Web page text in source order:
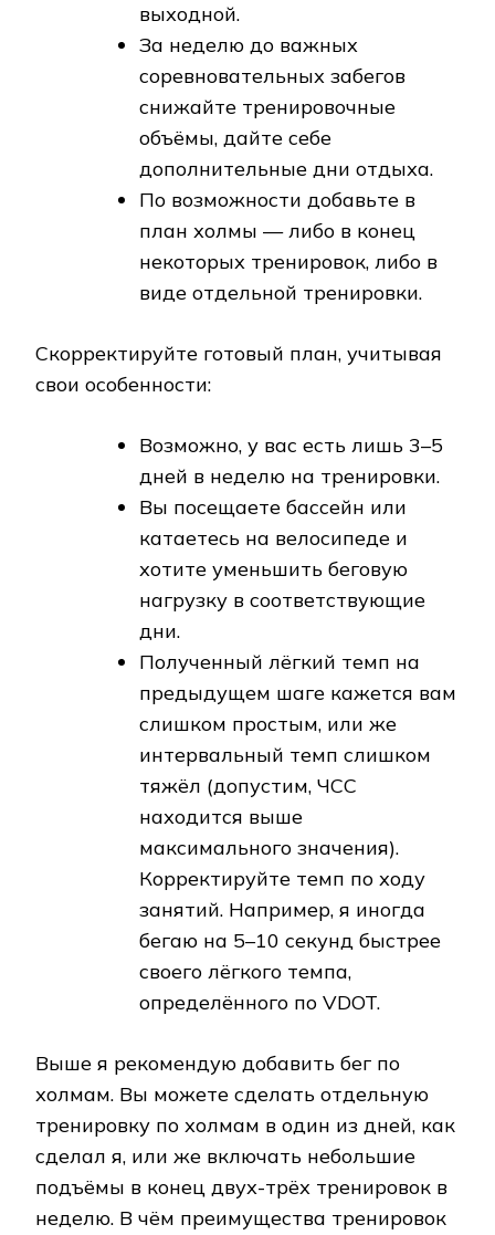
выходной.
За неделю до важных
соревновательных забегов
снижайте тренировочные
объёмы, дайте себе
дополнительные дни отдыха.
По возможности добавьте в
план холмы — либо в конец
некоторых тренировок, либо в
виде отдельной тренировки.
Скорректируйте готовый план, учитывая
свои особенности:
Возможно, у вас есть лишь 3–5
дней в неделю на тренировки.
Вы посещаете бассейн или
катаетесь на велосипеде и
хотите уменьшить беговую
нагрузку в соответствующие
дни.
Полученный лёгкий темп на
предыдущем шаге кажется вам
слишком простым, или же
интервальный темп слишком
тяжёл (допустим, ЧСС
находится выше
максимального значения).
Корректируйте темп по ходу
занятий. Например, я иногда
бегаю на 5–10 секунд быстрее
своего лёгкого темпа,
определённого по VDOT.
Выше я рекомендую добавить бег по
холмам. Вы можете сделать отдельную
тренировку по холмам в один из дней, как
сделал я, или же включать небольшие
подъёмы в конец двух-трёх тренировок в
неделю. В чём преимущества тренировок